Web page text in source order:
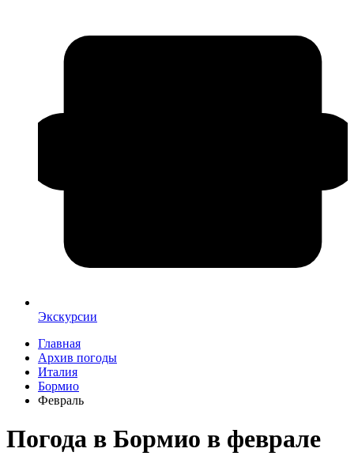
Экскурсии
Главная
Архив погоды
Италия
Бормио
Февраль
Погода в Бормио в феврале